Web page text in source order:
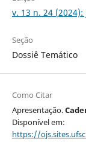
v. 13 n. 24
Seção
Dossiê Temático
Como Citar
Apresentação.
Disponível em:
https://